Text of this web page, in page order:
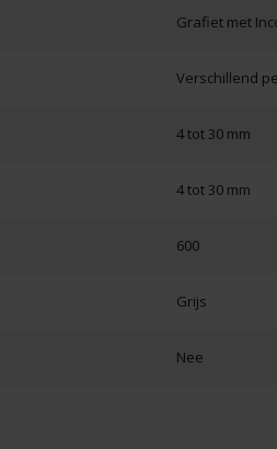
Grafiet met
Verschillend
4 tot 30 mm
4 tot 30 mm
600
Grijs
Nee